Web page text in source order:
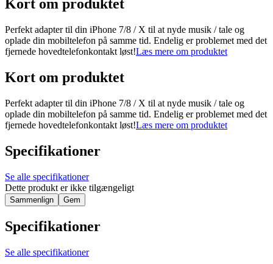
Kort om produktet
Perfekt adapter til din iPhone 7/8 / X til at nyde musik / tale og
oplade din mobiltelefon på samme tid. Endelig er problemet med det
fjernede hovedtelefonkontakt løst!Læs mere om produktet
Kort om produktet
Perfekt adapter til din iPhone 7/8 / X til at nyde musik / tale og
oplade din mobiltelefon på samme tid. Endelig er problemet med det
fjernede hovedtelefonkontakt løst!Læs mere om produktet
Specifikationer
Se alle specifikationer
Dette produkt er ikke tilgængeligt
Sammenlign Gem
Specifikationer
Se alle specifikationer